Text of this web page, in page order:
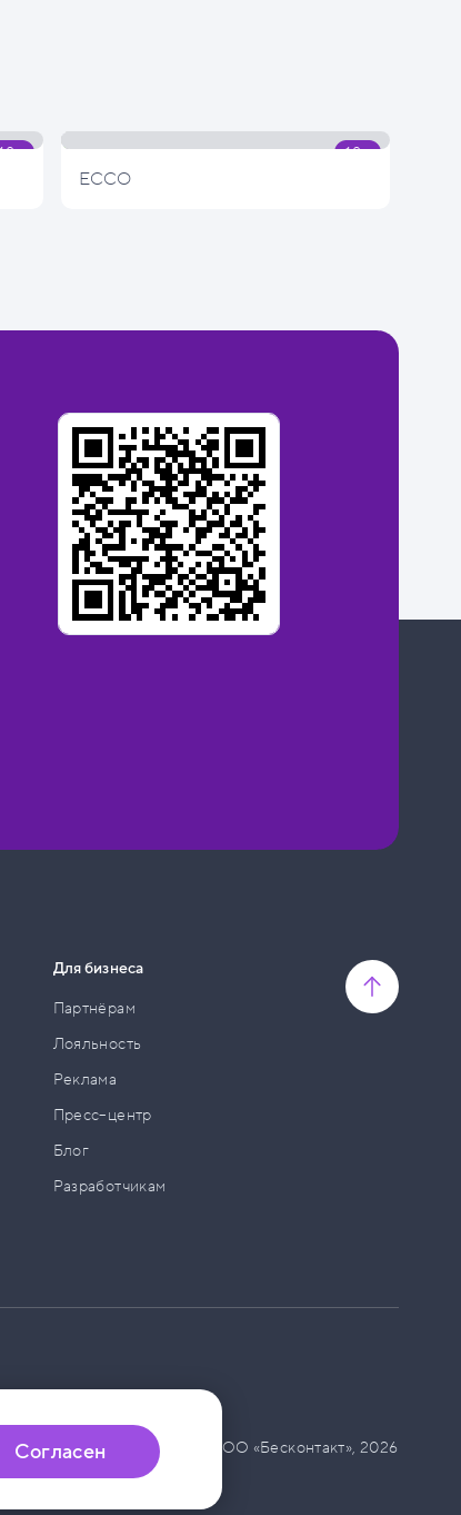
ECCO
Для бизнеса
Партнёрам
Лояльность
Реклама
Пресс–центр
Блог
Разработчикам
© ООО «Бесконтакт», 2026
Согласен